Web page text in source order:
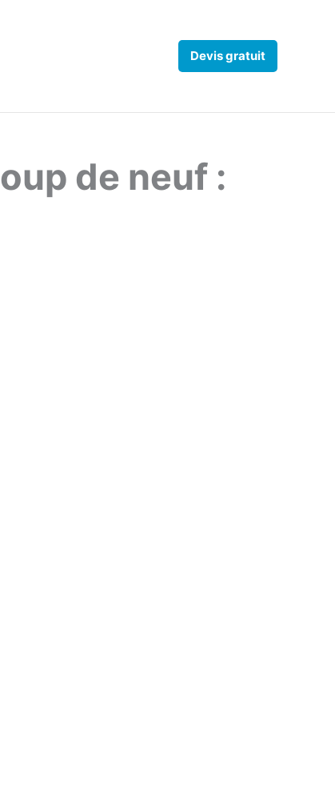
Devis gratuit
de neuf :